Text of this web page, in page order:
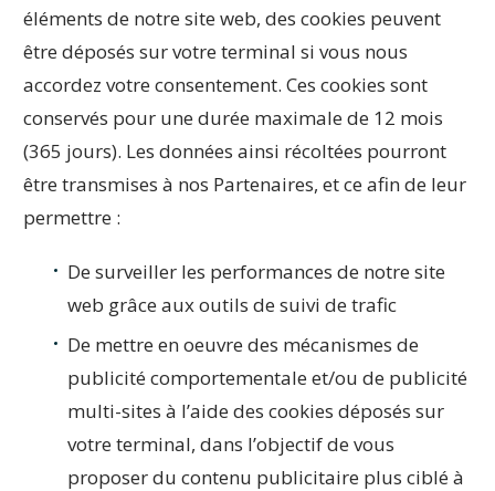
éléments de notre site web, des cookies peuvent
être déposés sur votre terminal si vous nous
accordez votre consentement. Ces cookies sont
conservés pour une durée maximale de 12 mois
(365 jours). Les données ainsi récoltées pourront
être transmises à nos Partenaires, et ce afin de leur
permettre :
De surveiller les performances de notre site
web grâce aux outils de suivi de trafic
De mettre en oeuvre des mécanismes de
publicité comportementale et/ou de publicité
multi-sites à l’aide des cookies déposés sur
votre terminal, dans l’objectif de vous
proposer du contenu publicitaire plus ciblé à